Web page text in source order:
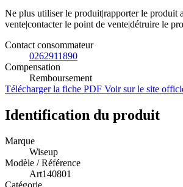
Ne plus utiliser le produit|rapporter le produit
vente|contacter le point de vente|détruire le
Contact consommateur
0262911890
Compensation
Remboursement
Télécharger la fiche PDF Voir sur le site
Identification du produit
Marque
Wiseup
Modèle / Référence
Art140801
Catégorie